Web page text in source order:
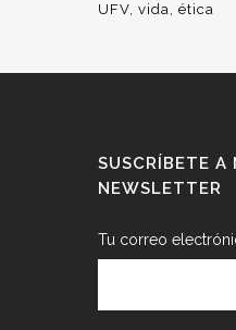
UFV vida ética
SUSCRÍBETE A
NEWSLETTER
Tu correo